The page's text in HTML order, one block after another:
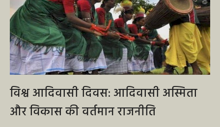
विश्व आदिवासी दिवस: आदिवासी अस्मिता
और विकास की वर्तमान राजनीति